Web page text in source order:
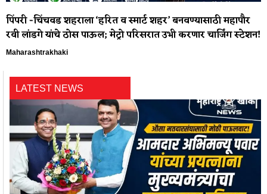
पिंपरी -चिंचवड शहराला ‘हरित व स्मार्ट शहर’ बनवण्यासाठी महापौर
रवी लांडगे यांचे ठोस पाऊल; मेट्रो परिसरात उभी करणार चार्जिंग स्टेशन!
Maharashtrakhaki
LATEST NEWS